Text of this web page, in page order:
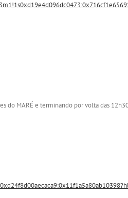
do MARÉ e terminando por volta das